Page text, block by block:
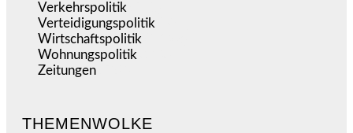
Verkehrspolitik
Verteidigungspolitik
Wirtschaftspolitik
Wohnungspolitik
Zeitungen
THEMENWOLKE